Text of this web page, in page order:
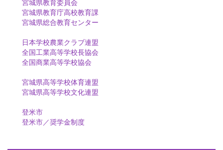
宮城県教育委員会
宮城県教育庁高校教育課
宮城県総合教育センター
日本学校農業クラブ連盟
全国工業高等学校長協会
全国商業高等学校協会
宮城県高等学校体育連盟
宮城県高等学校文化連盟
登米市
登米市／奨学金制度